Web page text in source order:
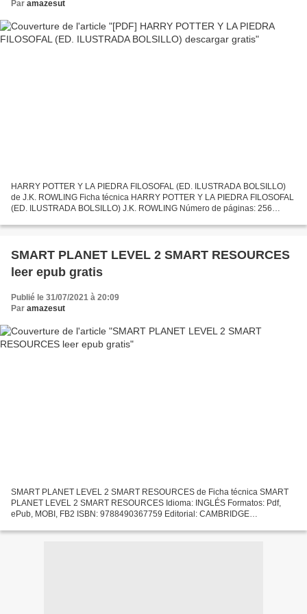
Par amazesut
HARRY POTTER Y LA PIEDRA FILOSOFAL (ED. ILUSTRADA BOLSILLO)
de J.K. ROWLING Ficha técnica HARRY POTTER Y LA PIEDRA FILOSOFAL
(ED. ILUSTRADA BOLSILLO) J.K. ROWLING Número de páginas: 256
9788498389395...
SMART PLANET LEVEL 2 SMART RESOURCES
leer epub gratis
Publié le 31/07/2021 à 20:09
Par amazesut
SMART PLANET LEVEL 2 SMART RESOURCES de Ficha técnica SMART
PLANET LEVEL 2 SMART RESOURCES Idioma: INGLÉS Formatos: Pdf,
ePub, MOBI, FB2 ISBN: 9788490367759 Editorial: CAMBRIDGE
descarga...